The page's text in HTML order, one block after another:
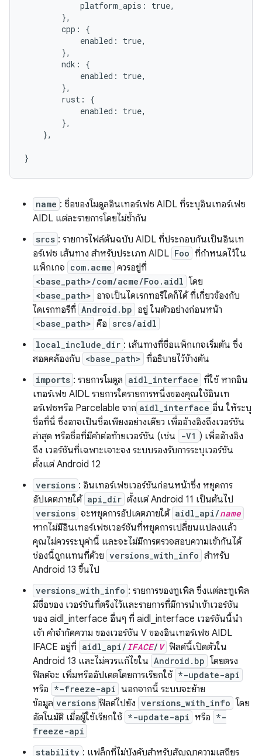
            platform_apis: true,
        },
        cpp: {
            enabled: true,
        },
        ndk: {
            enabled: true,
        },
        rust: {
            enabled: true,
        },
    },
name : ชื่อของโมดูลอินเทอร์เฟซ AIDL ที่ระบุอินเทอร์เฟซ
AIDL แต่ละรายการโดยไม่ซ้ำกัน
srcs : รายการไฟล์ต้นฉบับ AIDL ที่ประกอบกันเป็นอินเท
อร์เฟซ เส้นทาง สำหรับประเภท AIDL Foo ที่กำหนดไว้ใน
แพ็กเกจ com.acme ควรอยู่ที่
<base_path>/com/acme/Foo.aidl โดย
<base_path> อาจเป็นไดเรกทอรีใดก็ได้ ที่เกี่ยวข้องกับ
ไดเรกทอรีที่ Android.bp อยู่ ในตัวอย่างก่อนหน้า
<base_path> คือ srcs/aidl
local_include_dir : เส้นทางที่ชื่อแพ็กเกจเริ่มต้น ซึ่ง
สอดคล้องกับ <base_path> ที่อธิบายไว้ข้างต้น
imports : รายการโมดูล aidl_interface ที่ใช้ หากอิน
เทอร์เฟซ AIDL รายการใดรายการหนึ่งของคุณใช้อินเท
อร์เฟซหรือ Parcelable จาก aidl_interface อื่น ให้ระบุ
ชื่อที่นี่ ซึ่งอาจเป็นชื่อเพียงอย่างเดียว เพื่ออ้างอิงถึงเวอร์ชัน
ล่าสุด หรือชื่อที่มีคำต่อท้ายเวอร์ชัน (เช่น
-V1 ) เพื่ออ้างอิง
ถึง เวอร์ชันที่เฉพาะเจาะจง ระบบรองรับการระบุเวอร์ชัน
ตั้งแต่ Android 12
versions : อินเทอร์เฟซเวอร์ชันก่อนหน้าซึ่ง หยุดการ
อัปเดตภายใต้ api_dir ตั้งแต่ Android 11 เป็นต้นไป
versions จะหยุดการอัปเดตภายใต้ aidl_api/name
หากไม่มีอินเทอร์เฟซเวอร์ชันที่หยุดการเปลี่ยนแปลงแล้ว
คุณไม่ควรระบุค่านี้ และจะไม่มีการตรวจสอบความเข้ากันได้
ช่องนี้ถูกแทนที่ด้วย versions_with_info สำหรับ
Android 13 ขึ้นไป
versions_with_info : รายการของทูเพิล ซึ่งแต่ละทูเพิล
มีชื่อของ เวอร์ชันที่ตรึงไว้และรายการที่มีการนำเข้าเวอร์ชัน
ของ aidl_interface อื่นๆ ที่ aidl_interface เวอร์ชันนี้นำ
เข้า คำจำกัดความ ของเวอร์ชัน V ของอินเทอร์เฟซ AIDL
IFACE อยู่ที่ aidl_api/IFACE/ V ฟิลด์นี้เปิดตัวใน
Android 13 และไม่ควรแก้ไขใน Android.bp โดยตรง
ฟิลด์จะ เพิ่มหรืออัปเดตโดยการเรียกใช้ *-update-api
หรือ *-freeze-api นอกจากนี้ ระบบจะย้าย
ข้อมูล versions ฟิลด์ไปยัง versions_with_info โดย
อัตโนมัติ เมื่อผู้ใช้เรียกใช้ *-update-api หรือ *-
freeze-api
stability : แฟล็กที่ไม่บังคับสำหรับสัญญาความเสถียร